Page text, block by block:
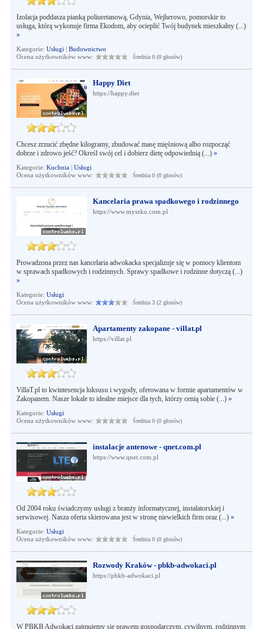
Izolacja poddasza pianką poliuretanową, Gdynia, Wejherowo, pomorskie to
usługa, którą wykonuje firma Ekodom, aby ocieplić Twój budynek mieszkalny (...)
»
Kategorie: Usługi | Budownictwo
Ocena użytkowników www:
Średnia 0 (0 głosów)
Happy Diet
https://happy.diet
Chcesz zrzucić zbędne kilogramy, zbudować masę mięśniową albo rozpocząć
dobrze i zdrowo jeść? Określ swój cel i dobierz dietę odpowiednią (...) »
Kategorie: Kuchnia| Usługi
Ocena użytkowników www:
Średnia 0 (0 głosów)
Kancelaria prawa spadkowego i rodzinnego
https://www.myszko.com.pl
Prowadzona przez nas kancelaria adwokacka specjalizuje się w pomocy klientom
w sprawach spadkowych i rodzinnych. Sprawy spadkowe i rodzinne dotyczą (...)
»
Kategorie: Usługi
Ocena użytkowników www:
Średnia 3 (2 głosów)
Apartamenty zakopane - villat.pl
https://villat.pl
VillaT.pl to kwintesencja luksusu i wygody, oferowana w formie apartamentów w
Zakopanem. Nasze lokale to idealne miejsce dla tych, którzy cenią sobie (...) »
Kategorie: Usługi
Ocena użytkowników www:
Średnia 0 (0 głosów)
instalacje antenowe - qnet.com.pl
https://www.qnet.com.pl
Od 2004 roku świadczymy usługi z branży informatycznej, instalatorskiej i
serwisowej. Nasza oferta skierowana jest w stronę niewielkich firm oraz (...) »
Kategorie: Usługi
Ocena użytkowników www:
Średnia 0 (0 głosów)
Rozwody Kraków - pbkb-adwokaci.pl
https://pbkb-adwokaci.pl
W PBKB Adwokaci zajmujemy się prawem gospodarczym, cywilnym, rodzinnym